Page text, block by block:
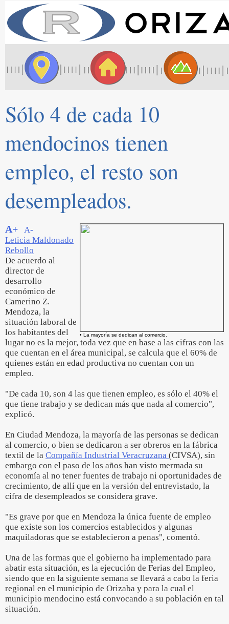
Sólo 4 de cada 10
mendocinos tienen
empleo, el resto son
desempleados.
• La mayoría se dedican al comercio.
A+
A-
Leticia Maldonado
Rebollo
De acuerdo al
director de
desarrollo
económico de
Camerino Z.
Mendoza, la
situación laboral de
los habitantes del
lugar no es la mejor, toda vez que en base a las cifras con las
que cuentan en el área municipal, se calcula que el 60% de
quienes están en edad productiva no cuentan con un
empleo.
"De cada 10, son 4 las que tienen empleo, es sólo el 40% el
que tiene trabajo y se dedican más que nada al comercio",
explicó.
En Ciudad Mendoza, la mayoría de las personas se dedican
al comercio, o bien se dedicaron a ser obreros en la fábrica
textil de la Compañía Industrial Veracruzana (CIVSA), sin
embargo con el paso de los años han visto mermada su
economía al no tener fuentes de trabajo ni oportunidades de
crecimiento, de allí que en la versión del entrevistado, la
cifra de desempleados se considera grave.
"Es grave por que en Mendoza la única fuente de empleo
que existe son los comercios establecidos y algunas
maquiladoras que se establecieron a penas", comentó.
Una de las formas que el gobierno ha implementado para
abatir esta situación, es la ejecución de Ferias del Empleo,
siendo que en la siguiente semana se llevará a cabo la feria
regional en el municipio de Orizaba y para la cual el
municipio mendocino está convocando a su población en tal
situación.